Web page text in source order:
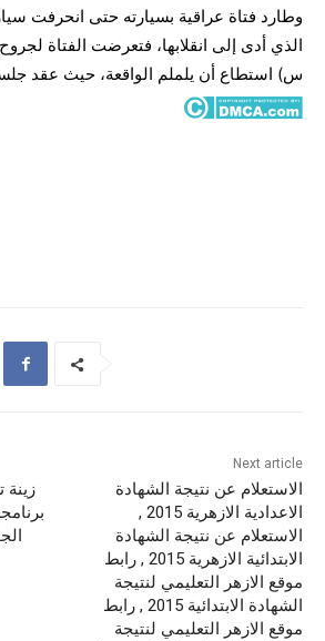
وطارد فتاة عراقية بسيارته حتى انحرفت
الذي أدى إلى انقلابها، فتعرضت الفتاة
س) استطاع أن يلملم الواقعة، حيث عقد
الجو
Next article
الاستعلام عن نتيجة الشهادة
الاعدادية الازهرية 2015 ,
الاستعلام عن نتيجة الشهادة
الابتدائية الازهرية 2015 , رابط
موقع الازهر التعليمي لنتيجة
الشهادة الابتدائية 2015 , رابط
موقع الازهر التعليمي لنتيجة